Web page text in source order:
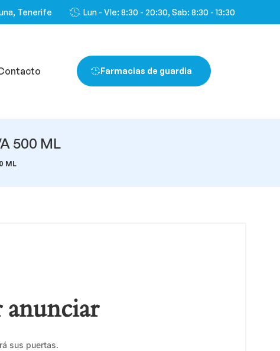
Tenerife Lun - VIe: 8:30 - 20:30, Sab: 8:30 - 13:30
Farmacias de guardia
500 ML
ML
anunciar
sus puertas.